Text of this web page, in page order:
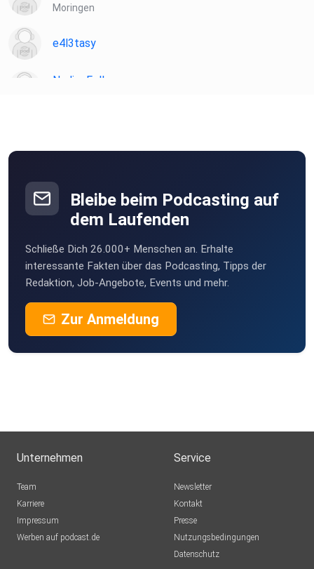
Moringen
e4l3tasy
NadineFella
Bleibe beim Podcasting auf
dem Laufenden
Schließe Dich 26.000+ Menschen an. Erhalte
interessante Fakten über das Podcasting, Tipps der
Redaktion, Job-Angebote, Events und mehr.
Zur Anmeldung
Unternehmen
Team
Karriere
Impressum
Werben auf podcast.de
Service
Newsletter
Kontakt
Presse
Nutzungsbedingungen
Datenschutz